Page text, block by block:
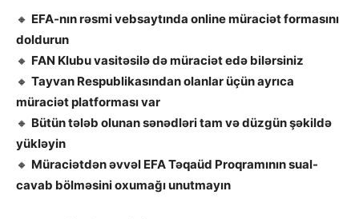
🔸 EFA-nın rəsmi vebsaytında online müraciət formasını
doldurun
🔸 FAN Klubu vasitəsilə də müraciət edə bilərsiniz
🔸 Tayvan Respublikasından olanlar üçün ayrıca
müraciət platforması var
🔸 Bütün tələb olunan sənədləri tam və düzgün şəkildə
yükləyin
🔸 Müraciətdən əvvəl EFA Təqaüd Proqramının sual-
cavab bölməsini oxumağı unutmayın